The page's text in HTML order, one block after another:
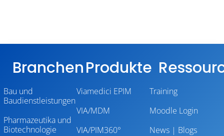
Branchen
Bau und
Baudienstleistungen
Pharmazeutika und
Biotechnologie
Produkte
Viamedici EPIM
VIA/MDM
VIA/PIM360°
Training
Moodle Login
News | Blogs